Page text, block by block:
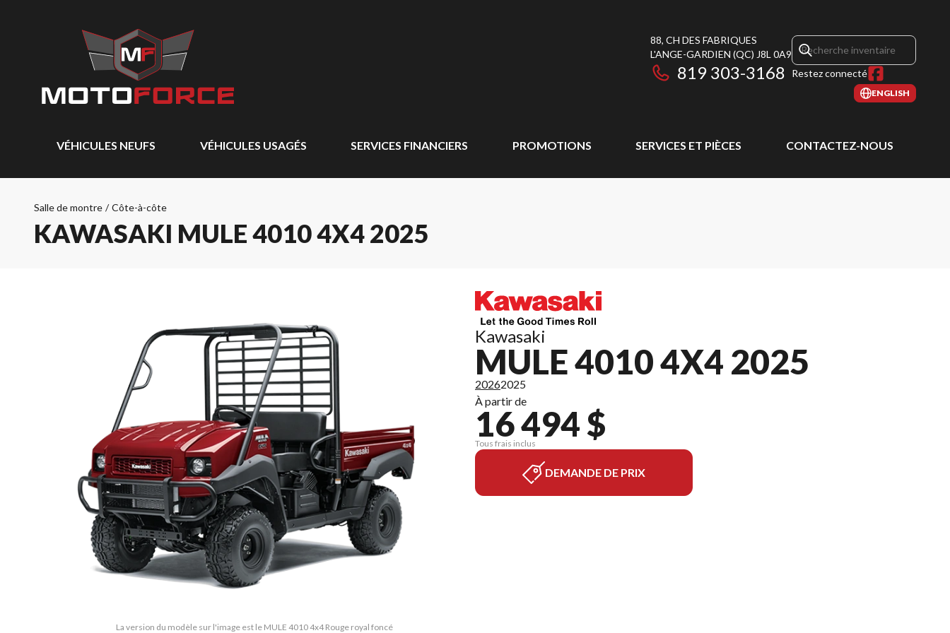
88, CH DES FABRIQUES
L'ANGE-GARDIEN (QC) J8L 0A9
819 303-3168 Restez connecté
ENGLISH
VÉHICULES NEUFS VÉHICULES USAGÉS SERVICES FINANCIERS PROMOTIONS SERVICES ET PIÈCES CONTACTEZ-NOUS
Salle de montre / Côte-à-côte
KAWASAKI MULE 4010 4X4 2025
La version du modèle sur l'image est le MULE 4010 4x4 Rouge royal foncé
Kawasaki
MULE 4010 4X4 2025
20262025
À partir de
16 494 $
Tous frais inclus
DEMANDE DE PRIX